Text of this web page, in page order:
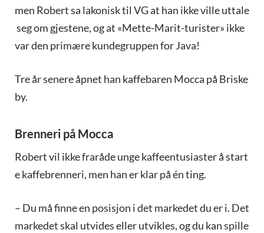
men Robert sa lakonisk til VG at han ikke ville uttale
seg om gjestene, og at «Mette-Marit-turister» ikke
var den primære kundegruppen for Java!
Tre år senere åpnet han kaffebaren Mocca på Briske
by.
Brenneri på Mocca
Robert vil ikke fraråde unge kaffeentusiaster å start
e kaffebrenneri, men han er klar på én ting.
– Du må finne en posisjon i det markedet du er i. Det
markedet skal utvides eller utvikles, og du kan spille